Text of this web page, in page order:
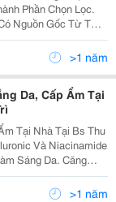
Phần Chọn Lọc.
Nguồn Gốc Từ Tự
Như Nếp Nhăn, Cải
Nhưng Lại Không>1 năm
Da, Cấp Ẩm Tại
Tại Nhà Tại Bs Thu
Sáng Da. Căng
>1 năm